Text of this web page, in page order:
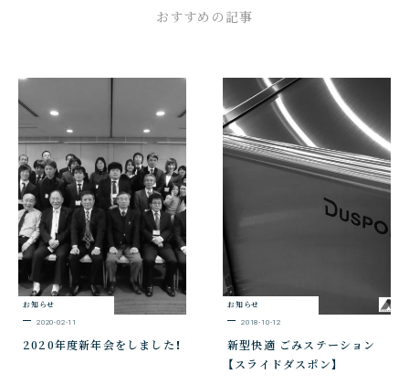
おすすめ の 記事
お知らせ
2020-02-11
2020年度新年会をしました！
お知らせ
2018-10-12
新型快適 ごみステーション
【スライドダスポン】